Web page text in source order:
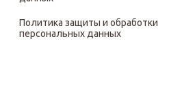
Политика защиты и обработки
персональных данных